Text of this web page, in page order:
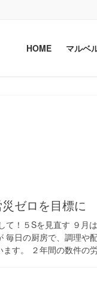
HOME マルベ
ゼロを目標に
て！５Sを見直す ９月
毎日の厨房で、調理や
ます。 ２年間の数件の